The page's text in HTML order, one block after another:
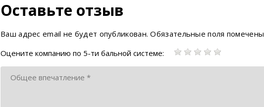
Оставьте отзыв
Ваш адрес email не будет опубликован. Обязательные поля помечены
Оцените компанию по 5-ти бальной системе: